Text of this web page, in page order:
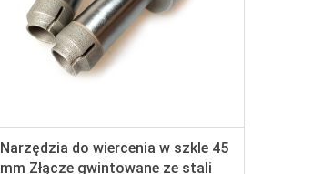
Narzędzia do wiercenia w szkle 45
mm Złącze gwintowane ze stali